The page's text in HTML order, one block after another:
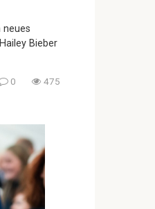
Bieber
0 475